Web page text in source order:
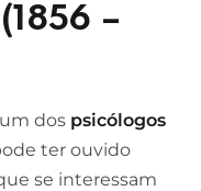
–
dos psicólogos
ter ouvido
se interessam